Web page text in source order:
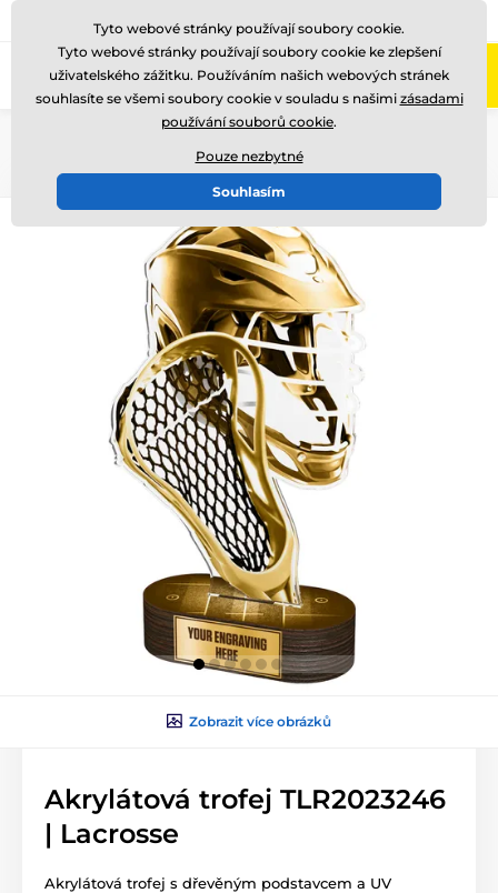
Zavolejte nám (Po-Pá 8-17)
Zobrazit více obrázků
Akrylátová trofej TLR2023246
| Lacrosse
Akrylátová trofej s dřevěným podstavcem a UV
Tyto webové stránky používají soubory cookie.
Tyto webové stránky používají soubory cookie ke zlepšení
uživatelského zážitku. Používáním našich webových stránek
souhlasíte se všemi soubory cookie v souladu s našimi zásadami
používání souborů cookie.
Pouze nezbytné
Souhlasím